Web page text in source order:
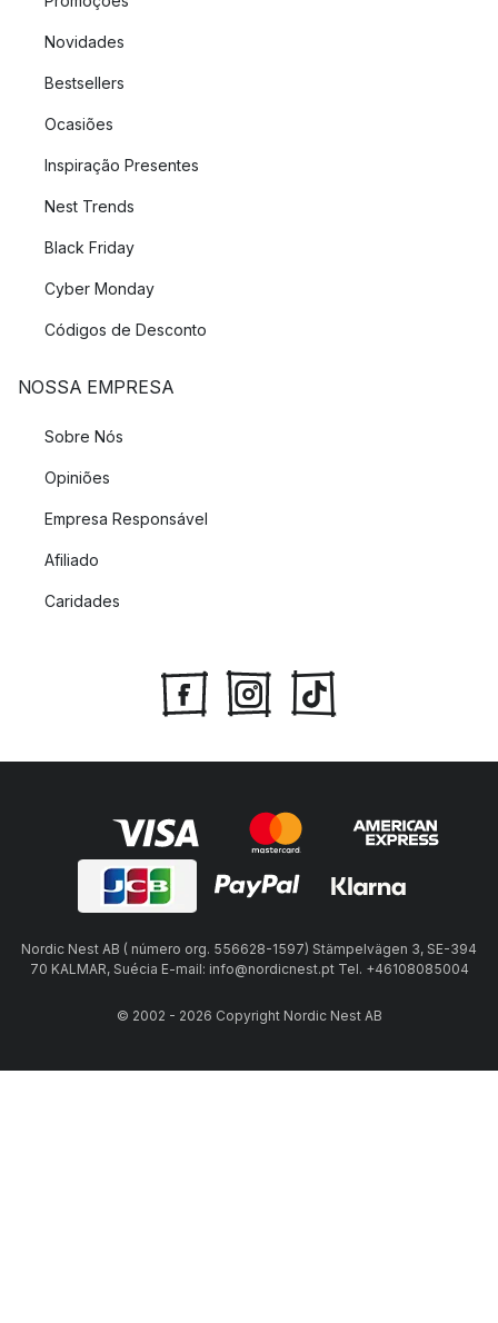
Novidades
Bestsellers
Ocasiões
Inspiração Presentes
Nest Trends
Black Friday
Cyber Monday
Códigos de Desconto
NOSSA EMPRESA
Sobre Nós
Opiniões
Empresa Responsável
Afiliado
Caridades
Nordic Nest AB ( número org. 556628-1597) Stämpelvägen 3, SE-394
70 KALMAR, Suécia E-mail: info@nordicnest.pt Tel. +46108085004
© 2002 - 2026 Copyright Nordic Nest AB